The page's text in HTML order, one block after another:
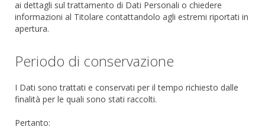
ai dettagli sul trattamento di Dati Personali o chiedere
informazioni al Titolare contattandolo agli estremi riportati in
apertura.
Periodo di conservazione
I Dati sono trattati e conservati per il tempo richiesto dalle
finalità per le quali sono stati raccolti.
Pertanto: